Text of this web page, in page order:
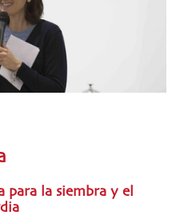
para la siembra y el